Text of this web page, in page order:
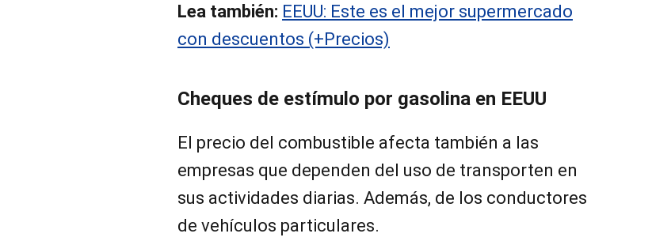
Lea también: EEUU: Este es el mejor supermercado
con descuentos (+Precios)
Cheques de estímulo por gasolina en EEUU
El precio del combustible afecta también a las
empresas que dependen del uso de transporten en
sus actividades diarias. Además, de los conductores
de vehículos particulares.